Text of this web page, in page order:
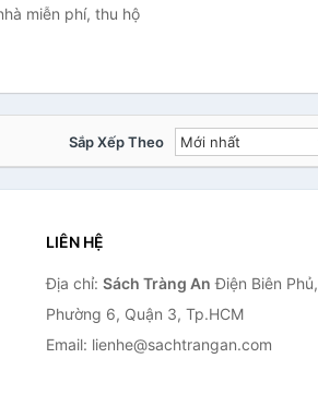
miễn phí, thu hộ
Sắp Xếp Theo
LIÊN HỆ
Địa chỉ: Sách Tràng An Điện Biên Phủ,
Phường 6, Quận 3, Tp.HCM
Email: lienhe@sachtrangan.com